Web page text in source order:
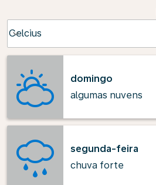
Celcius
keyboard_arrow_down
domingo
algumas nuvens
segunda-feira
chuva forte